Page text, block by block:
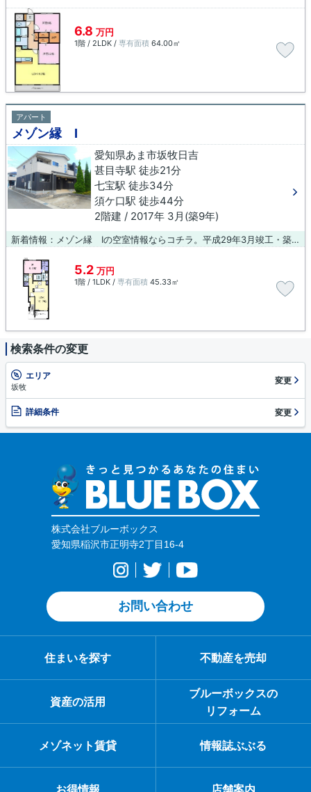
6.8 万円
1階 / 2LDK / 専有面積 64.00㎡
アパート
メゾン縁 Ⅰ
愛知県あま市坂牧日吉
甚目寺駅 徒歩21分
七宝駅 徒歩34分
須ケ口駅 徒歩44分
2階建 / 2017年 3月(築9年)
新着情報：メゾン縁 Ⅰの空室情報ならコチラ。平成29年3月竣工・築9年のお部屋。こちらの物件はアパートです。賃貸住宅をお探しでしたら、当社にお任せ下さい！お客様に合わせた物件情報をご紹介をいたします。まずは、お気軽にご連絡下さい。
5.2 万円
1階 / 1LDK / 専有面積 45.33㎡
検索条件の変更
エリア
坂牧
変更
詳細条件 変更
株式会社ブルーボックス
愛知県稲沢市正明寺2丁目16-4
お問い合わせ
住まいを探す 不動産を売却
資産の活用
ブルーボックスの
リフォーム
メゾネット賃貸 情報誌ぶぶる
お得情報 店舗案内